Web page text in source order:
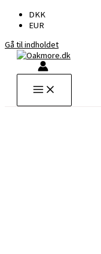
DKK
EUR
Gå til indholdet